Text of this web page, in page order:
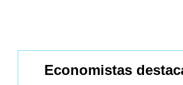
Economistas